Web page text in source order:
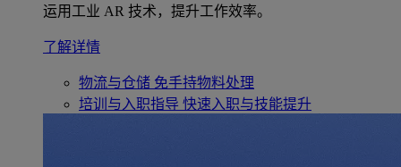
运用工业 AR 技术，提升工作效率。
了解详情
物流与仓储 免手持物料处理
培训与入职指导 快速入职与技能提升